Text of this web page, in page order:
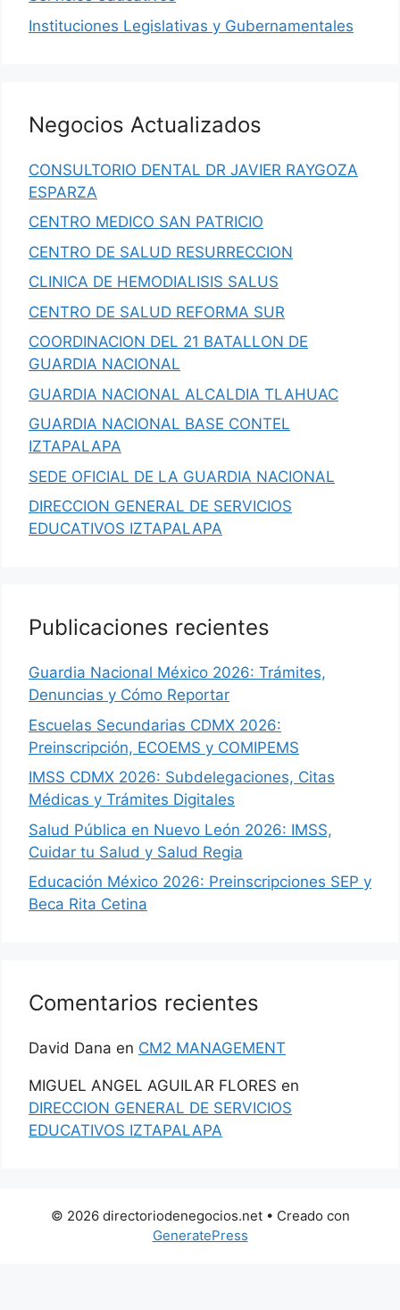
Instituciones Legislativas y Gubernamentales
Negocios Actualizados
CONSULTORIO DENTAL DR JAVIER RAYGOZA
ESPARZA
CENTRO MEDICO SAN PATRICIO
CENTRO DE SALUD RESURRECCION
CLINICA DE HEMODIALISIS SALUS
CENTRO DE SALUD REFORMA SUR
COORDINACION DEL 21 BATALLON DE
GUARDIA NACIONAL
GUARDIA NACIONAL ALCALDIA TLAHUAC
GUARDIA NACIONAL BASE CONTEL
IZTAPALAPA
SEDE OFICIAL DE LA GUARDIA NACIONAL
DIRECCION GENERAL DE SERVICIOS
EDUCATIVOS IZTAPALAPA
Publicaciones recientes
Guardia Nacional México 2026: Trámites,
Denuncias y Cómo Reportar
Escuelas Secundarias CDMX 2026:
Preinscripción, ECOEMS y COMIPEMS
IMSS CDMX 2026: Subdelegaciones, Citas
Médicas y Trámites Digitales
Salud Pública en Nuevo León 2026: IMSS,
Cuidar tu Salud y Salud Regia
Educación México 2026: Preinscripciones SEP y
Beca Rita Cetina
Comentarios recientes
David Dana en CM2 MANAGEMENT
MIGUEL ANGEL AGUILAR FLORES en
DIRECCION GENERAL DE SERVICIOS
EDUCATIVOS IZTAPALAPA
© 2026 directoriodenegocios.net• Creado con
GeneratePress